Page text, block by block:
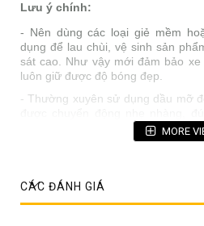
Lưu ý chính:
- Nên dùng các loại giẻ mềm
dụng để lau chùi, vệ sinh sản
sát cao. Như vậy mới đảm bảo
luôn giữ được độ bóng đẹp.
- Thường xuyên sử dụng dầu mỡ
nhất cho việc di chuyển.
MORE
CÁC ĐÁNH GIÁ